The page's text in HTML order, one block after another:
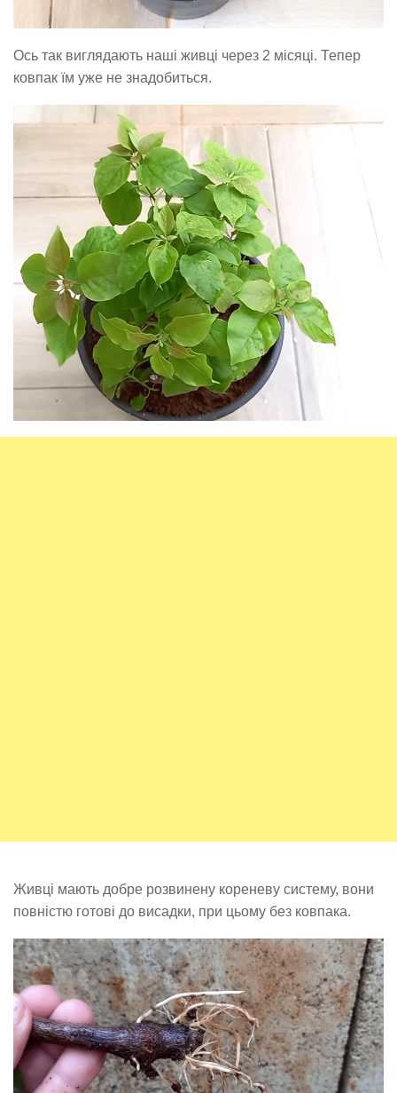
Ось так виглядають наші живці через 2 місяці. Тепер
ковпак їм уже не знадобиться.
Живці мають добре розвинену кореневу систему, вони
повністю готові до висадки, при цьому без ковпака.